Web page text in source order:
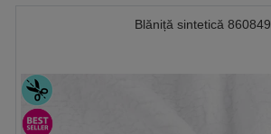
Blăniță sintetică 860849